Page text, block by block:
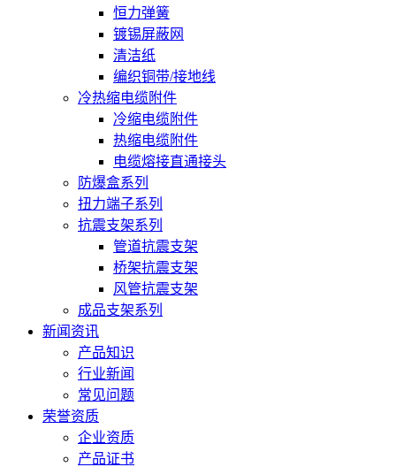
恒力弹簧
镀锡屏蔽网
清洁纸
编织铜带/接地线
冷热缩电缆附件
冷缩电缆附件
热缩电缆附件
电缆熔接直通接头
防爆盒系列
扭力端子系列
抗震支架系列
管道抗震支架
桥架抗震支架
风管抗震支架
成品支架系列
新闻资讯
产品知识
行业新闻
常见问题
荣誉资质
企业资质
产品证书